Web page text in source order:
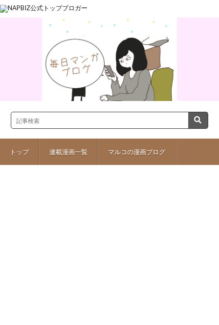
トップ 連載漫画一覧 マルコの漫画ブログ